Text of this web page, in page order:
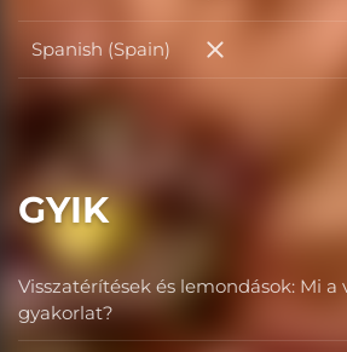
Spanish (Spain) Spanish (Spain)
GYIK
Visszatérítések és lemondások: Mi a
gyakorlat?